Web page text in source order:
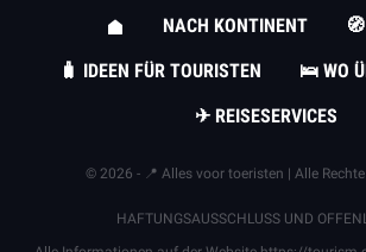
NACH KONTINENT
🧳 IDEEN FÜR TOURISTEN
🛌 WO
✈ REISESERVICES
© 2026 - 📍 Alles voor toeristen | Alle
HAFTUNGSAUSSCHLUSS UND